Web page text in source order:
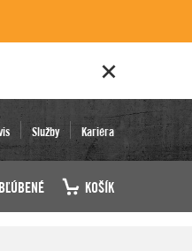
Služby Kariéra
KOŠÍK